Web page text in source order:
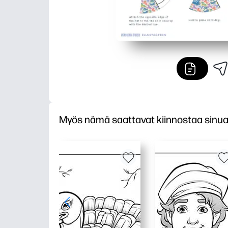
Myös nämä saattavat kiinnostaa sinua